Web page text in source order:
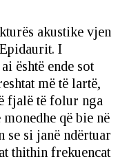
akustike vjen
I
është ende sot
më të lartë,
fjalë të folur nga
që bie në
se si janë ndërtuar
thithin frekuencat